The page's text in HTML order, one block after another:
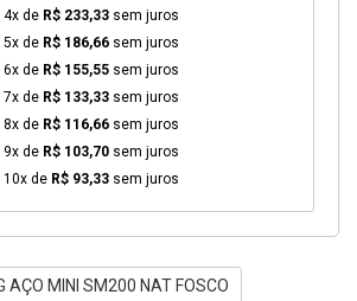
4x de R$ 233,33 sem juros
5x de R$ 186,66 sem juros
6x de R$ 155,55 sem juros
7x de R$ 133,33 sem juros
8x de R$ 116,66 sem juros
9x de R$ 103,70 sem juros
10x de R$ 93,33 sem juros
AÇO MINI SM200 NAT FOSCO